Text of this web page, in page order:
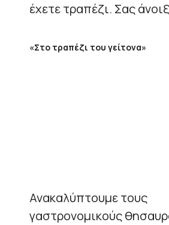
έχετε τραπέζι. Σας
«Στο τραπέζι του γείτονα»
Ανακαλύπτουμε τους
γαστρονομικούς